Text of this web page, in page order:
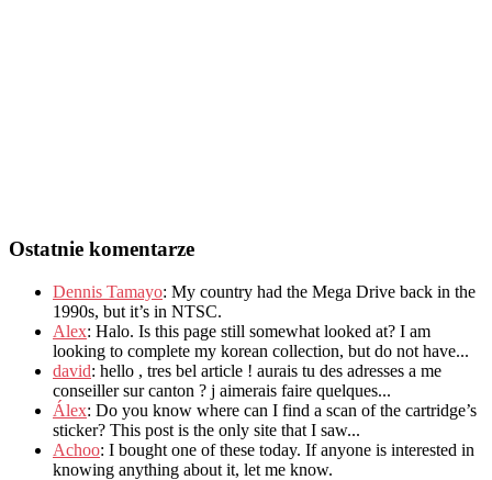
Ostatnie komentarze
Dennis Tamayo: My country had the Mega Drive back in the
1990s, but it’s in NTSC.
Alex: Halo. Is this page still somewhat looked at? I am
looking to complete my korean collection, but do not have...
david: hello , tres bel article ! aurais tu des adresses a me
conseiller sur canton ? j aimerais faire quelques...
Álex: Do you know where can I find a scan of the cartridge’s
sticker? This post is the only site that I saw...
Achoo: I bought one of these today. If anyone is interested in
knowing anything about it, let me know.